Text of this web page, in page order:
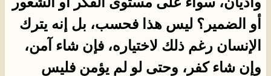
أو الضمير؟ ليس هذا فحسب، بل إنه يترك
الإنسان رغم ذلك لاختياره، فإن شاء آمن،
وإن شاء كفر، وحتى لو لم يؤمن فليس